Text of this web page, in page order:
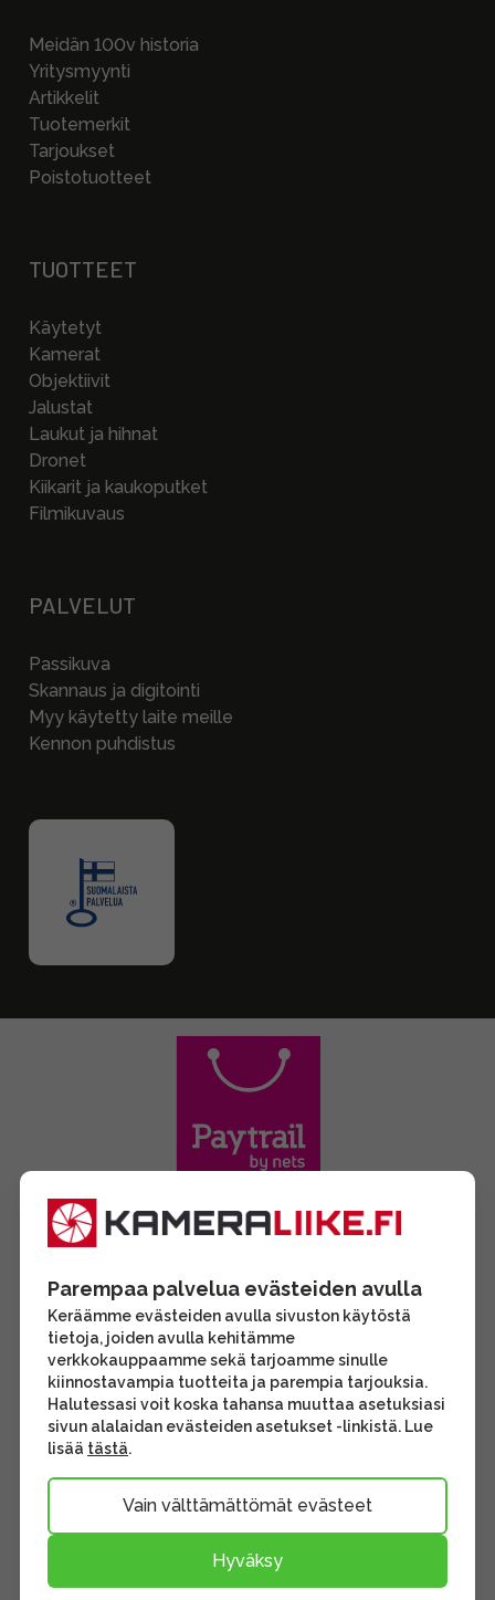
Meidän 100v historia
Yritysmyynti
Artikkelit
Tuotemerkit
Tarjoukset
Poistotuotteet
TUOTTEET
Käytetyt
Kamerat
Objektiivit
Jalustat
Laukut ja hihnat
Dronet
Kiikarit ja kaukoputket
Filmikuvaus
PALVELUT
Passikuva
Skannaus ja digitointi
Myy käytetty laite meille
Kennon puhdistus
Parempaa palvelua evästeiden avulla
Keräämme evästeiden avulla sivuston käytöstä
tietoja, joiden avulla kehitämme
verkkokauppaamme sekä tarjoamme sinulle
kiinnostavampia tuotteita ja parempia tarjouksia.
Halutessasi voit koska tahansa muuttaa asetuksiasi
sivun alalaidan evästeiden asetukset -linkistä. Lue
lisää tästä.
Vain välttämättömät evästeet
Hyväksy